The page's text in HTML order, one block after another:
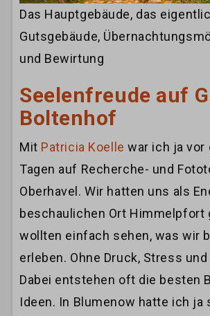
Das Hauptgebäude, das
Gutsgebäude,
und Bewirtung
Seelenfreude auf
Boltenhof
Mit Patricia Koellewar ich ja vor
Tagen auf Recherche- und
Oberhavel. Wir hatten uns als
beschaulichen Ort Himmelpfort
wollten einfach sehen, was wir
erleben. Ohne Druck, Stress
Dabei entstehen oft die besten
Ideen. In Blumenow hatte ich ja